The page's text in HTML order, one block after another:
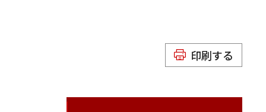
印刷する